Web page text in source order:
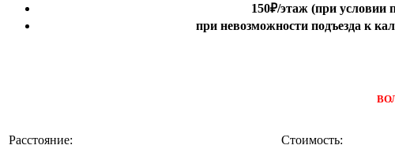
150₽/этаж(при условии
при невозможности подъезда к
Расстояние: Стоимость: